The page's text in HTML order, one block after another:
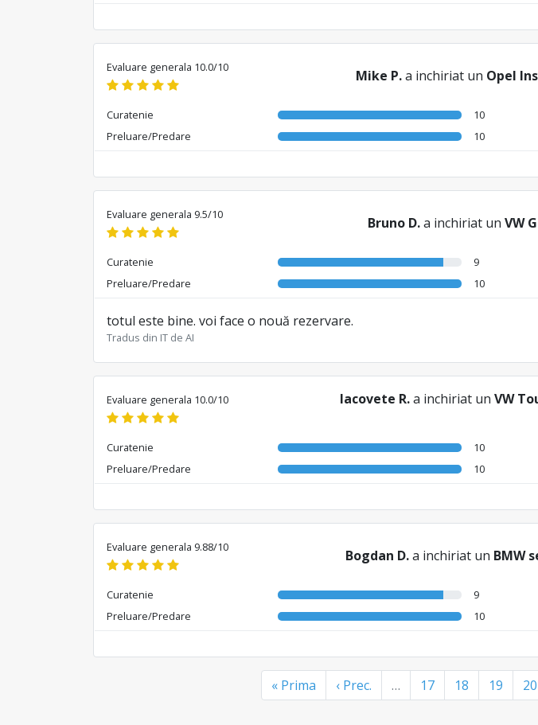
Evaluare generala 10.0/10 Mike P.a inchiriat un Opel
Curatenie 10
Preluare/Predare
10
Evaluare generala 9.5/10 Bruno D.a inchiriat un VW
Curatenie 9
Preluare/Predare
10
totul este bine. voi face o nouă rezervare.
Tradus din IT de AI
Evaluare generala 10.0/10 Iacovete R.a inchiriat un VW
Curatenie 10
Preluare/Predare
10
Evaluare generala 9.88/10 Bogdan D.a inchiriat un BMW
Curatenie 9
Preluare/Predare
10
« Prima ‹ Prec. … 17 18 19 20